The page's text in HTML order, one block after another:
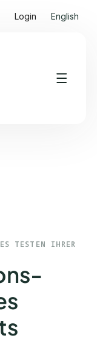
Login English
TESTEN IHRER